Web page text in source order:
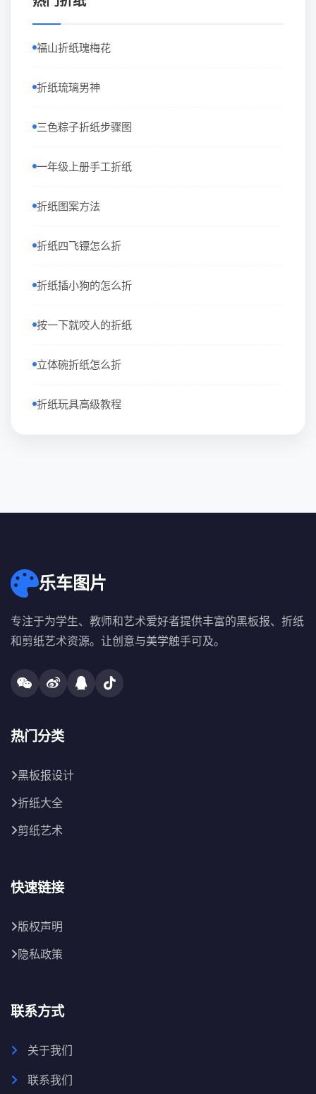
福山折纸瑰梅花
折纸琉璃男神
三色粽子折纸步骤图
一年级上册手工折纸
折纸图案方法
折纸四飞镖怎么折
折纸插小狗的怎么折
按一下就咬人的折纸
立体碗折纸怎么折
折纸玩具高级教程
乐车图片
专注于为学生、教师和艺术爱好者提供丰富的黑板报、折纸
和剪纸艺术资源。让创意与美学触手可及。
热门分类
黑板报设计
折纸大全
剪纸艺术
快速链接
版权声明
隐私政策
联系方式
关于我们
联系我们